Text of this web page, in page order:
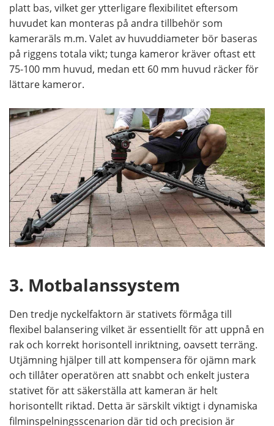
platt bas, vilket ger ytterligare flexibilitet eftersom
huvudet kan monteras på andra tillbehör som
kameraräls m.m. Valet av huvuddiameter bör baseras
på riggens totala vikt; tunga kameror kräver oftast ett
75-100 mm huvud, medan ett 60 mm huvud räcker för
lättare kameror.
3. Motbalanssystem
Den tredje nyckelfaktorn är stativets förmåga till
flexibel balansering vilket är essentiellt för att uppnå en
rak och korrekt horisontell inriktning, oavsett terräng.
Utjämning hjälper till att kompensera för ojämn mark
och tillåter operatören att snabbt och enkelt justera
stativet för att säkerställa att kameran är helt
horisontellt riktad. Detta är särskilt viktigt i dynamiska
filminspelningsscenarion där tid och precision är